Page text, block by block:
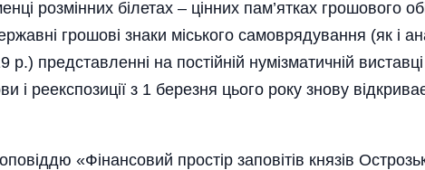
розмінних білетах – цінних пам’ятках грошового
грошові знаки міського самоврядування (як і
р.) представленні на постійній нумізматичній
і реекспозиції з 1 березня цього року знову
«Фінансовий простір заповітів князів